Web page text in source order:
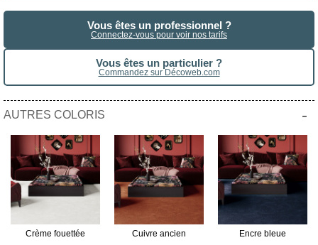
Vous êtes un professionnel ?
Connectez-vous pour voir nos tarifs
Vous êtes un particulier ?
Commandez sur Décoweb.com
AUTRES COLORIS -
Crème fouettée Cuivre ancien Encre bleue